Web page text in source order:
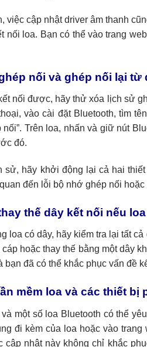
việc cập nhật driver âm thanh
nối loa. Bạn có thể vào trang
nối và ghép nối lại từ
nối được, hãy thử xóa lịch sử
vào cài đặt Bluetooth, tìm
nối”. Trên loa, nhấn và giữ nút
đó.
sử, hãy khởi động lại cả hai
đến lỗi bộ nhớ ghép nối hoặc
thế dây kết nối nếu
loa có dây, hãy kiểm tra lại tất
cáp hoặc thay thế bằng một dây
bạn đã có thể khắc phục vấn đề
mềm loa và các thiết bị
và một số loa Bluetooth có thể
đi kèm của loa hoặc vào
cập nhật này không chỉ khắc